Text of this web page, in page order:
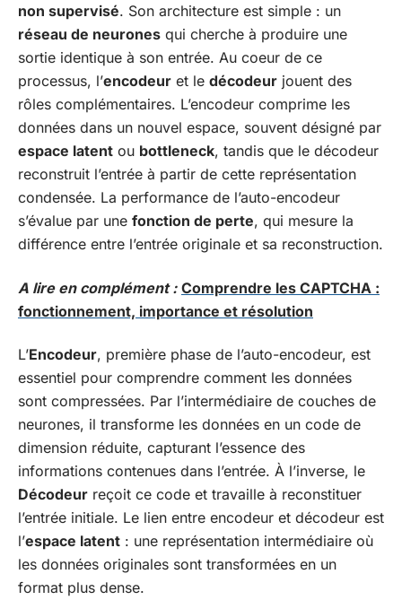
non supervisé. Son architecture est simple : un
réseau de neurones qui cherche à produire une
sortie identique à son entrée. Au coeur de ce
processus, l’encodeur et le décodeur jouent des
rôles complémentaires. L’encodeur comprime les
données dans un nouvel espace, souvent désigné par
espace latent ou bottleneck, tandis que le décodeur
reconstruit l’entrée à partir de cette représentation
condensée. La performance de l’auto-encodeur
s’évalue par une fonction de perte, qui mesure la
différence entre l’entrée originale et sa reconstruction.
A lire en complément : Comprendre les CAPTCHA :
fonctionnement, importance et résolution
L’Encodeur, première phase de l’auto-encodeur, est
essentiel pour comprendre comment les données
sont compressées. Par l’intermédiaire de couches de
neurones, il transforme les données en un code de
dimension réduite, capturant l’essence des
informations contenues dans l’entrée. À l’inverse, le
Décodeur reçoit ce code et travaille à reconstituer
l’entrée initiale. Le lien entre encodeur et décodeur est
l’espace latent : une représentation intermédiaire où
les données originales sont transformées en un
format plus dense.